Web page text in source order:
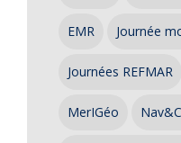
EMR Journée
Journées REFMAR
MerIGéo